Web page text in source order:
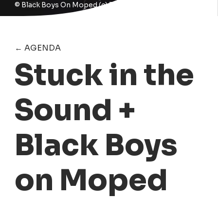
© Black Boys On Moped (c) Titouan Massé
← AGENDA
Stuck in the
Sound +
Black Boys
on Moped